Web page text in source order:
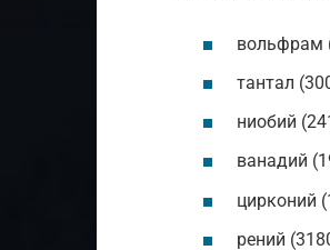
вольфрам
тантал
ниобий
ванадий
цирконий
рений